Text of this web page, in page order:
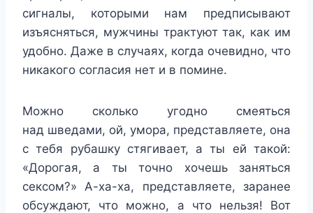
сигналы, которыми нам предписывают
изъясняться, мужчины трактуют так, как им
удобно. Даже в случаях, когда очевидно, что
никакого согласия нет и в помине.
Можно сколько угодно смеяться
над шведами, ой, умора, представляете, она
с тебя рубашку стягивает, а ты ей такой:
«Дорогая, а ты точно хочешь заняться
сексом?» А-ха-ха, представляете, заранее
обсуждают, что можно, а что нельзя! Вот